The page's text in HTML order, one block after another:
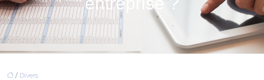
/ Divers